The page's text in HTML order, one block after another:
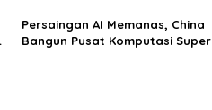
Persaingan AI Memanas, China
Bangun Pusat Komputasi Super